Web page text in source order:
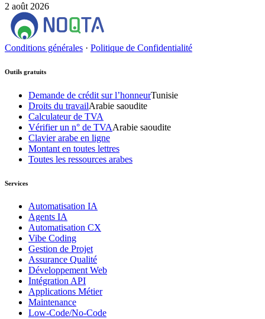
2 août 2026
Conditions générales · Politique de Confidentialité
Outils gratuits
Demande de crédit sur l’honneurTunisie
Droits du travailArabie saoudite
Calculateur de TVA
Vérifier un n° de TVAArabie saoudite
Clavier arabe en ligne
Montant en toutes lettres
Toutes les ressources arabes
Services
Automatisation IA
Agents IA
Automatisation CX
Vibe Coding
Gestion de Projet
Assurance Qualité
Développement Web
Intégration API
Applications Métier
Maintenance
Low-Code/No-Code